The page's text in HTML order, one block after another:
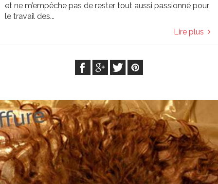
et ne m’empêche pas de rester tout aussi passionné pour
le travail des...
Lire plus